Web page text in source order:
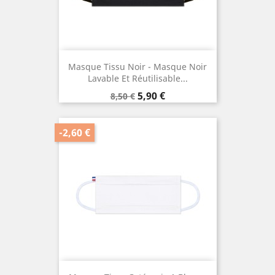
Masque Tissu Noir - Masque Noir
Lavable Et Réutilisable...
Prix
de
base
8,50 € Prix
5,90 €
-2,60 €